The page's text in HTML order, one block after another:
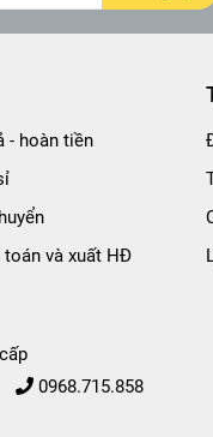
- hoàn tiền
và xuất HĐ
0968.715.858